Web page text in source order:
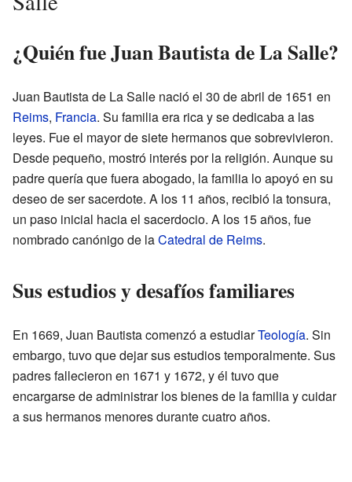
¿Quién fue Juan Bautista de La Salle?
Juan Bautista de La Salle nació el 30 de abril de 1651 en
Reims, Francia. Su familia era rica y se dedicaba a las
leyes. Fue el mayor de siete hermanos que sobrevivieron.
Desde pequeño, mostró interés por la religión. Aunque su
padre quería que fuera abogado, la familia lo apoyó en su
deseo de ser sacerdote. A los 11 años, recibió la tonsura,
un paso inicial hacia el sacerdocio. A los 15 años, fue
nombrado canónigo de laCatedral de Reims.
Sus estudios y desafíos familiares
En 1669, Juan Bautista comenzó a estudiarTeología. Sin
embargo, tuvo que dejar sus estudios temporalmente. Sus
padres fallecieron en 1671 y 1672, y él tuvo que
encargarse de administrar los bienes de la familia y cuidar
a sus hermanos menores durante cuatro años.